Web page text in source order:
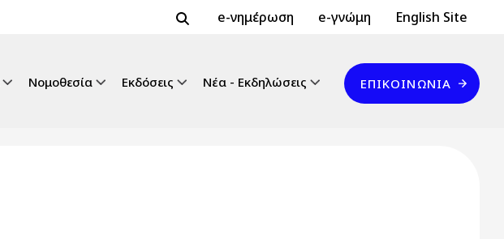
Header Top 2
e-νημέρωση e-γνώμη Header Top
English Site
Νομοθεσία Εκδόσεις Νέα - Εκδηλώσεις
Επικοινωνία
ΕΠΙΚΟΙΝΩΝΊΑ